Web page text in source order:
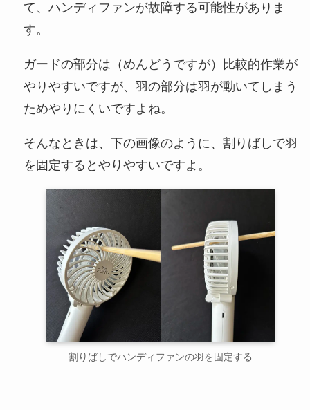
て、ハンディファンが故障する可能性がありま
す。
ガードの部分は（めんどうですが）比較的作業が
やりやすいですが、羽の部分は羽が動いてしまう
ためやりにくいですよね。
そんなときは、下の画像のように、割りばしで羽
を固定するとやりやすいですよ。
割りばしでハンディファンの羽を固定する